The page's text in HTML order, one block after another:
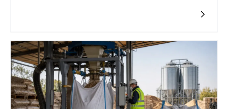
doświadczenia w korzystaniu z sieci. Aby zrozumieć, co
powoduje takie problemy oraz jak im przeciwdziałać, w tym
artykule przyjrzymy się najczęstszym przyczynom
spowolnienia i zaproponujemy skuteczne rozwiązania.